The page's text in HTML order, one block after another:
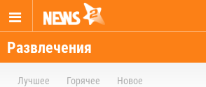
Развлечения
Лучшее Горячее Новое